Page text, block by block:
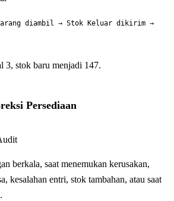
diambil → Stok Keluar dikirim →
3, stok baru menjadi 147.
Persediaan
berkala, saat menemukan kerusakan,
kesalahan entri, stok tambahan, atau saat